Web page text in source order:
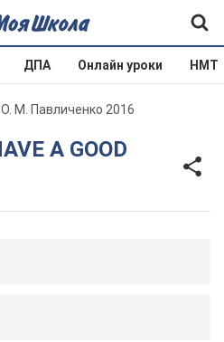
ДПА Онлайн уроки НМТ
М. Павличенко 2016